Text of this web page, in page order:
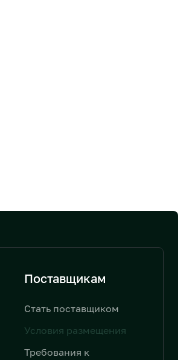
Поставщикам
Стать поставщиком
Условия размещения
Требования к